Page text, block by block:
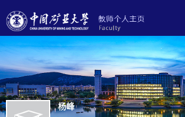
杨峰